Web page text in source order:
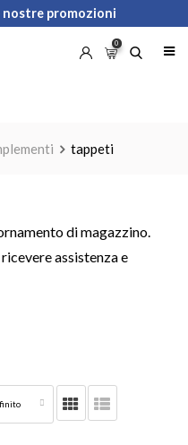
nostre promozioni
0
tappeti
di magazzino.
assistenza e